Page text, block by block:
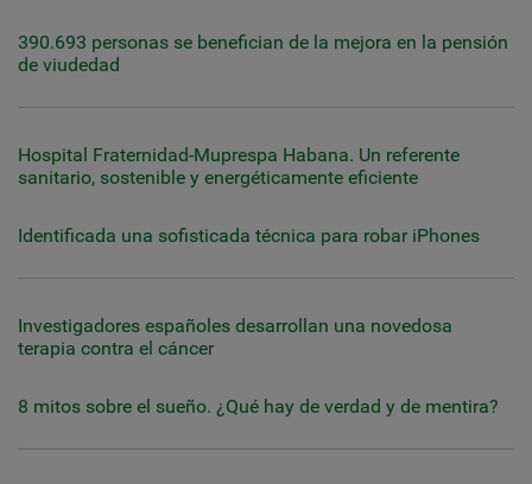
390.693 personas se benefician de la mejora en la pensión
de viudedad
Hospital Fraternidad-Muprespa Habana. Un referente
sanitario, sostenible y energéticamente eficiente
Identificada una sofisticada técnica para robar iPhones
Investigadores españoles desarrollan una novedosa
terapia contra el cáncer
8 mitos sobre el sueño. ¿Qué hay de verdad y de mentira?